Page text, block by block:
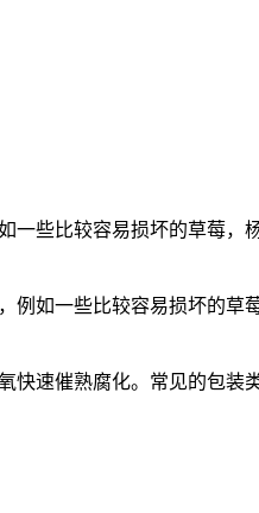
些比较容易损坏的草莓，
如一些比较容易损坏的草
速催熟腐化。常见的包装类